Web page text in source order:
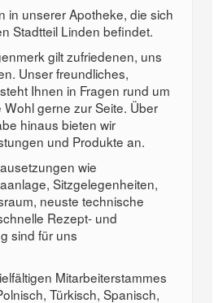
in unserer Apotheke, die sich
Stadtteil Linden befindet.
gilt zufriedenen, uns
Unser freundliches,
Ihnen in Fragen rund um
gerne zur Seite. Über
hinaus bieten wir
und Produkte an.
wie
Sitzgelegenheiten,
neuste technische
Rezept- und
sind für uns
Mitarbeiterstammes
Türkisch, Spanisch,